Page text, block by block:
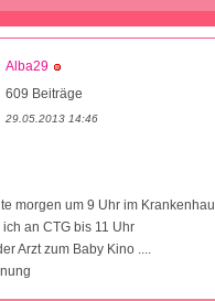
Alba29
609 Beiträge
29.05.2013 14:46
morgen um 9 Uhr im
ich an CTG bis 11 Uhr
Arzt zum Baby Kino ....